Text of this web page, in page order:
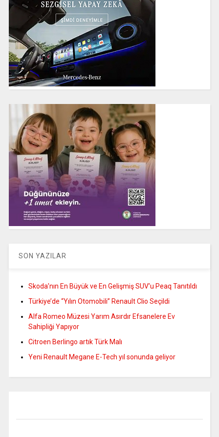
SON YAZILAR
Skoda’nın En Büyük ve En Gelişmiş SUV’u Peaq Tanıtıldı
Türkiye’de “Yılın Otomobili” Renault Clio Seçildi
Alfa Romeo Müzesi Yarım Asırdır Efsanelere Ev
Sahipliği Yapıyor
Citroen Berlingo artık Türk Malı
Yeni Renault Megane E-Tech yıl sonunda geliyor